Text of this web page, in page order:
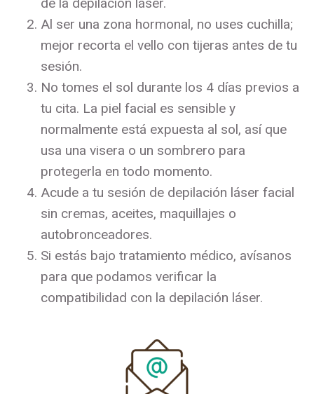
Al ser una zona hormonal, no uses cuchilla;
mejor recorta el vello con tijeras antes de tu
sesión.
No tomes el sol durante los 4 días previos a
tu cita. La piel facial es sensible y
normalmente está expuesta al sol, así que
usa una visera o un sombrero para
protegerla en todo momento.
Acude a tu sesión de depilación láser facial
sin cremas, aceites, maquillajes o
autobronceadores.
Si estás bajo tratamiento médico, avísanos
para que podamos verificar la
compatibilidad con la depilación láser.